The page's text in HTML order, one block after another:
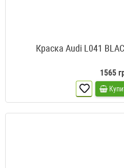
Краска Audi L041
1565